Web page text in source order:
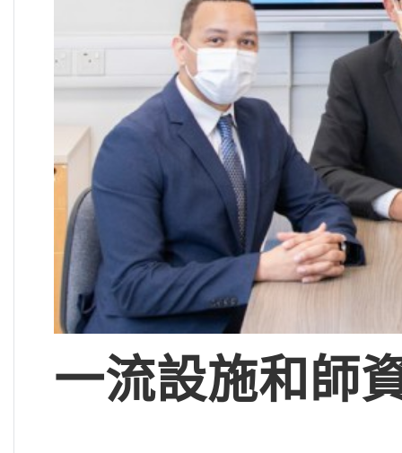
一流設施和師